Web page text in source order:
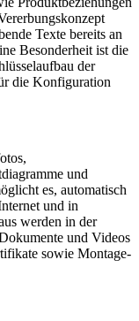
Texte bereits an
Besonderheit ist die
der
die Konfiguration
und
es, automatisch
und in
werden in der
und Videos
sowie Montage-